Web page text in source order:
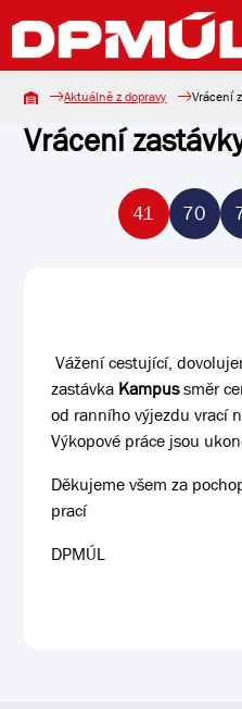
Aktuálně z dopravy Vrácení
Vrácení
41 70
Vážení cestující,
zastávka Kampussměr
od ranního výjezdu vrací
Výkopové práce jsou
Děkujeme všem za
prací
DPMÚL